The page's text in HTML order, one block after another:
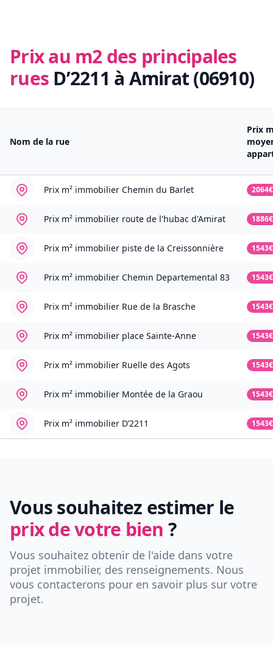
Prix au m2 des principales
rues D’2211 à Amirat (06910)
Nom de la rue
Prix
Prix m² immobilier Chemin du Barlet 2064€
Prix m² immobilier route de l'hubac d'Amirat 1886€
Prix m² immobilier piste de la Creissonnière 1543€
Prix m² immobilier Chemin Departemental 83 1543€
Prix m² immobilier Rue de la Brasche 1543€
Prix m² immobilier place Sainte-Anne 1543€
Prix m² immobilier Ruelle des Agots 1543€
Prix m² immobilier Montée de la Graou 1543€
Prix m² immobilier D’2211 1543€
Vous souhaitez estimer le
prix de votre bien ?
Vous souhaitez obtenir de l'aide dans votre
projet immobilier, des renseignements. Nous
vous contacterons pour en savoir plus sur votre
projet.